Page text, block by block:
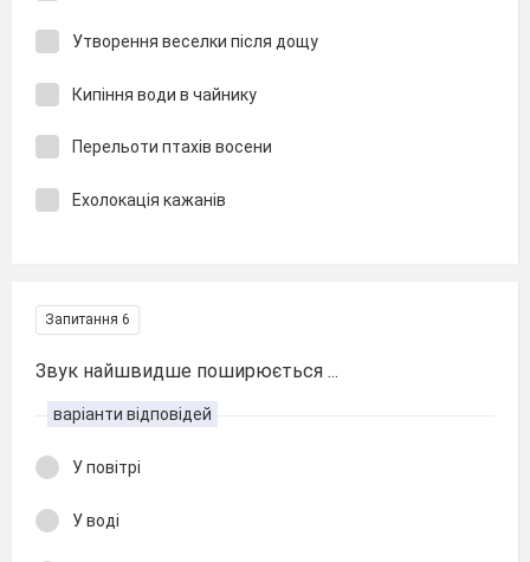
Утворення веселки після дощу
Кипіння води в чайнику
Перельоти птахів восени
Ехолокація кажанів
Запитання 6
Звук найшвидше поширюється ...
варіанти відповідей
У повітрі
У воді